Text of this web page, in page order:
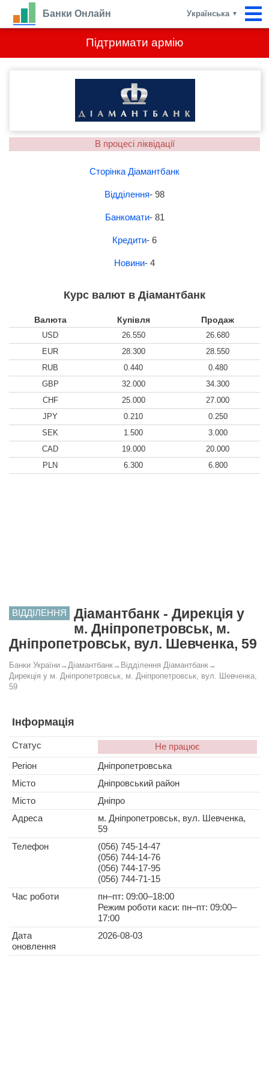
Підтримати армію
Банки Онлайн Українська ▼
В процесі ліквідації
Сторінка Діамантбанк
Відділення- 98
Банкомати- 81
Кредити- 6
Новини- 4
Курс валют в Діамантбанк
Валюта Купівля Продаж
USD 26.550
26.680
EUR
28.300
28.550
RUB
0.440
0.480
GBP
32.000
34.300
CHF
25.000
27.000
JPY
0.210
0.250
SEK
1.500
3.000
CAD
19.000
20.000
PLN
6.300 6.800
ВІДДІЛЕННЯ
Діамантбанк - Дирекція у
м. Дніпропетровськ, м.
Дніпропетровськ, вул. Шевченка, 59
Банки України→ Діамантбанк→ Відділення Діамантбанк→
Дирекція у м. Дніпропетровськ, м. Дніпропетровськ, вул. Шевченка,
59
Інформація
Статус
Не працює
Регіон
Дніпропетровська
Місто
Дніпровський район
Місто
Дніпро
Адреса
м. Дніпропетровськ, вул. Шевченка,
59
Телефон
(056) 745-14-47
(056) 744-14-76
(056) 744-17-95
(056) 744-71-15
Час роботи
пн–пт: 09:00–18:00
Режим роботи каси: пн–пт: 09:00–
17:00
Дата
оновлення
2026-08-03